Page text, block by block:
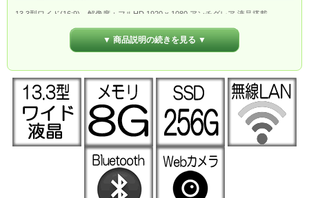
13.3型ワイド(16:9)、解像度：フルHD 1920 x 1080 アンチグレア 液晶搭載。
スクロールが少なく閲覧できます。
■ ワイヤレスLAN搭載 ■
スでも快適なネット通信が可能です。
Bluetooth搭載ですのでマウスやヘッドホンなどの様々な対応機器がワイヤレスで
繋がります。
■ Windows 11 導入済み ■
OSは Windows 11 Pro 64bit 導入済み、届いてすぐに使えます。
■ オススメのポイント ■
高速ストレージ m.2SSD256GBを搭載ですので快適に動作します。
HDMI出力端子付きなので、リビングの大画面液晶テレビにも出力可能。
Webカメラ搭載ですのでリモートワークやライブ配信などにも活用可能です。
薄型でスタイリッシュなデザインのモバイルノートパソコンです。
▼ 商品説明の続きを見る ▼